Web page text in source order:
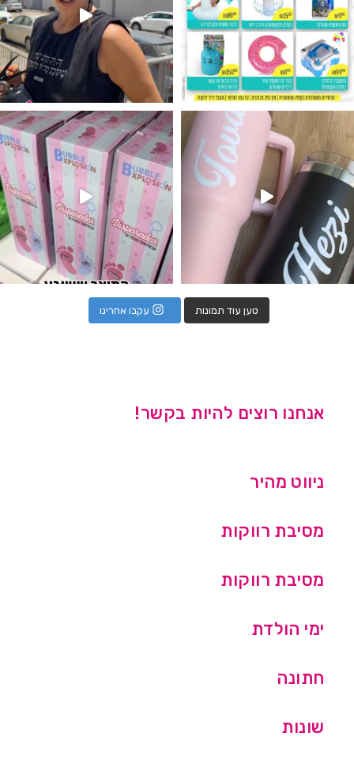
מטף לגילוי מין העובר חזר למלא
טען עוד תמונות עקבו אחרינו
אנחנו רוצים להיות בקשר!
ניווט מהיר
מסיבת רווקות
מסיבת רווקות
ימי הולדת
חתונה
שונות